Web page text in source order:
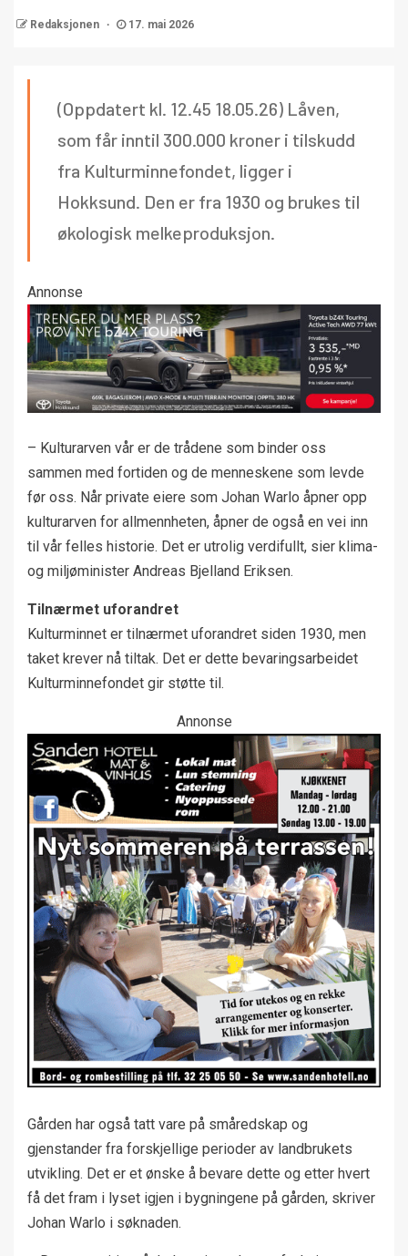
Redaksjonen 17. mai 2026
(Oppdatert kl. 12.45 18.05.26) Låven,
som får inntil 300.000 kroner i tilskudd
fra Kulturminnefondet, ligger i
Hokksund. Den er fra 1930 og brukes til
økologisk melkeproduksjon.
Annonse
– Kulturarven vår er de trådene som binder oss
sammen med fortiden og de menneskene som levde
før oss. Når private eiere som Johan Warlo åpner opp
kulturarven for allmennheten, åpner de også en vei inn
til vår felles historie. Det er utrolig verdifullt, sier klima-
og miljøminister Andreas Bjelland Eriksen.
Tilnærmet uforandret
Kulturminnet er tilnærmet uforandret siden 1930, men
taket krever nå tiltak. Det er dette bevaringsarbeidet
Kulturminnefondet gir støtte til.
Annonse
Gården har også tatt vare på småredskap og
gjenstander fra forskjellige perioder av landbrukets
utvikling. Det er et ønske å bevare dette og etter hvert
få det fram i lyset igjen i bygningene på gården, skriver
Johan Warlo i søknaden.